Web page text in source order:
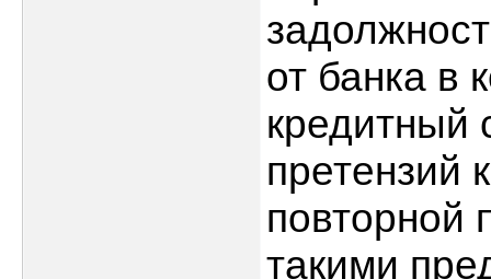
от банка в
кредитный
претензий
повторной
такими